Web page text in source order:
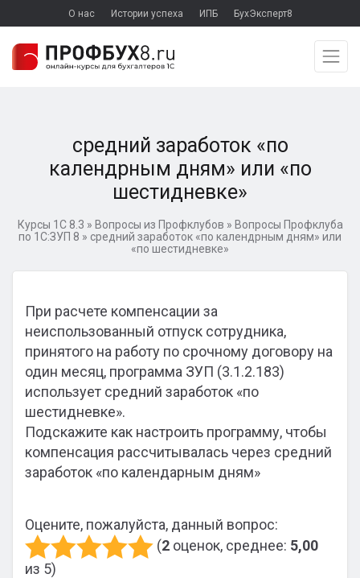
О нас Истории успеха ИПБ БухЭксперт8
средний заработок «по
календрным дням» или «по
шестидневке»
Курсы 1С 8.3 » Вопросы из Профклубов » Вопросы Профклуба
по 1С:ЗУП 8 » средний заработок «по календрным дням» или
«по шестидневке»
При расчете компенсации за
неиспользованный отпуск сотрудника,
принятого на работу по срочному договору на
один месяц, программа ЗУП (3.1.2.183)
использует средний заработок «по
шестидневке».
Подскажите как настроить программу, чтобы
компенсация рассчитывалась через средний
заработок «по календарным дням»
Оцените, пожалуйста, данный вопрос:
(2 оценок, среднее: 5,00
из 5)